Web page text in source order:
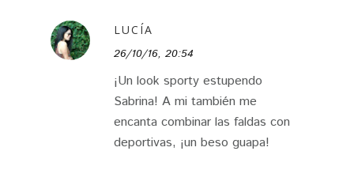
LUCÍA
26/10/16, 20:54
¡Un look sporty estupendo
Sabrina! A mi también me
encanta combinar las faldas con
deportivas, ¡un beso guapa!